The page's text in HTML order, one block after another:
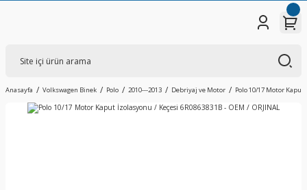
Anasayfa Volkswagen Binek Polo 2010---2013 Debriyaj ve Motor Polo 10/17 Motor Kaput